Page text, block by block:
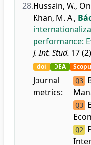
28.Hussain, W.,
Khan, M. A.,
performance:
J. Int. Stud. 17
doi DEA
Journal
metrics:
Q3
Q3
Q2